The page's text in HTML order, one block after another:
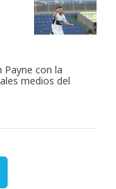
Payne con la
medios del